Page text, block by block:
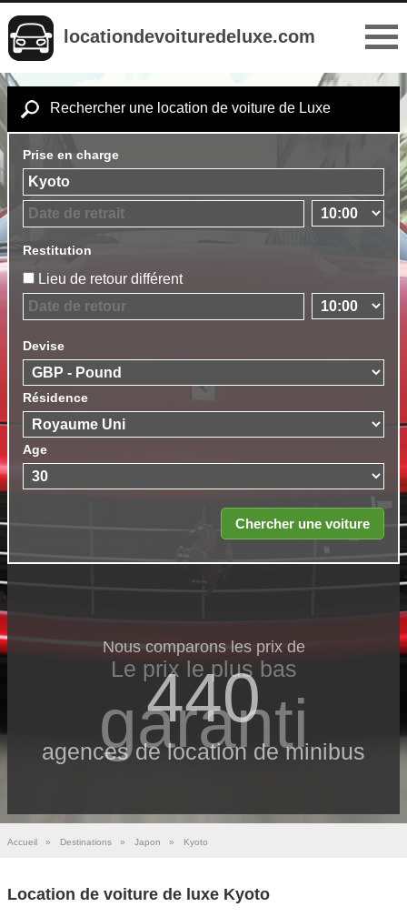
locationdevoituredeluxe.com
Rechercher une location de voiture de Luxe
Prise en charge
Restitution
Lieu de retour différent
Devise
Résidence
Age
Nous comparons les prix de
440
agences de location de minibus
Le prix le​ plus bas
garanti
Accueil » Destinations » Japon » Kyoto
Location de voiture de luxe Kyoto